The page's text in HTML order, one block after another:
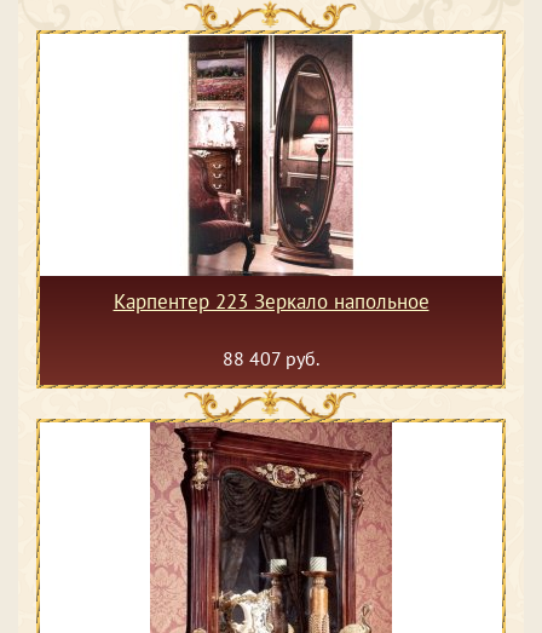
Карпентер 223 Зеркало напольное
88 407 руб.